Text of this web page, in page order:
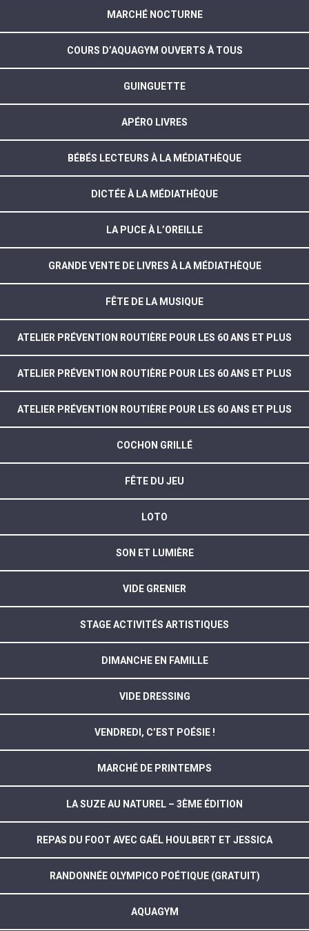
MARCHÉ NOCTURNE
COURS D’AQUAGYM OUVERTS À TOUS
GUINGUETTE
APÉRO LIVRES
BÉBÉS LECTEURS À LA MÉDIATHÈQUE
DICTÉE À LA MÉDIATHÈQUE
LA PUCE À L’OREILLE
GRANDE VENTE DE LIVRES À LA MÉDIATHÈQUE
FÊTE DE LA MUSIQUE
ATELIER PRÉVENTION ROUTIÈRE POUR LES 60 ANS ET PLUS
ATELIER PRÉVENTION ROUTIÈRE POUR LES 60 ANS ET PLUS
ATELIER PRÉVENTION ROUTIÈRE POUR LES 60 ANS ET PLUS
COCHON GRILLÉ
FÊTE DU JEU
LOTO
SON ET LUMIÈRE
VIDE GRENIER
STAGE ACTIVITÉS ARTISTIQUES
DIMANCHE EN FAMILLE
VIDE DRESSING
VENDREDI, C’EST POÉSIE !
MARCHÉ DE PRINTEMPS
LA SUZE AU NATUREL – 3ÈME ÉDITION
REPAS DU FOOT AVEC GAËL HOULBERT ET JESSICA
RANDONNÉE OLYMPICO POÉTIQUE (GRATUIT)
AQUAGYM